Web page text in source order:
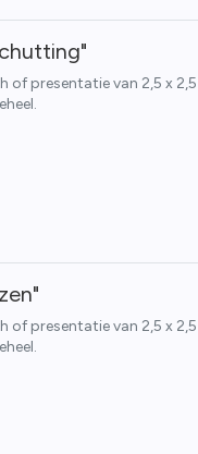
presentatie van 2,5 x
presentatie van 2,5 x